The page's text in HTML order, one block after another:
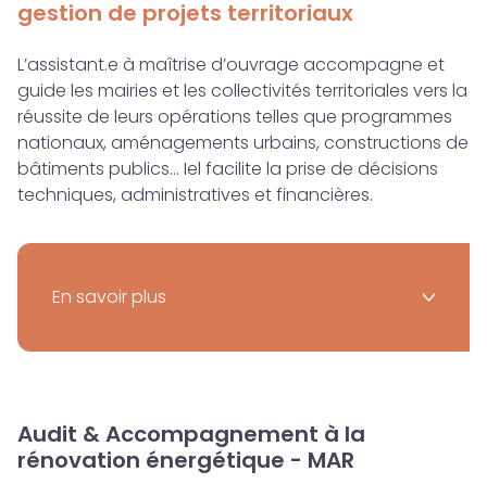
gestion de projets territoriaux
L’assistant.e à maîtrise d’ouvrage accompagne et
guide les mairies et les collectivités territoriales vers la
réussite de leurs opérations telles que programmes
nationaux, aménagements urbains, constructions de
bâtiments publics… Iel facilite la prise de décisions
techniques, administratives et financières.
En savoir plus >
Audit & Accompagnement à la
rénovation énergétique - MAR